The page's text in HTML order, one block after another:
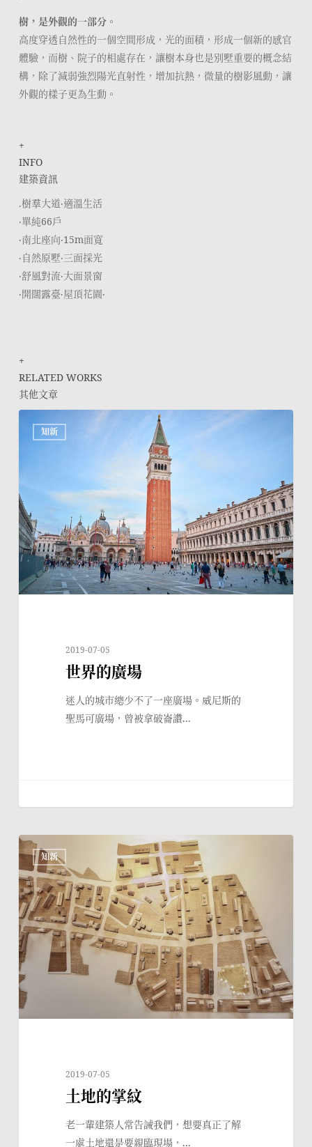
樹，是外觀的一部分。
高度穿透自然性的一個空間形成，光的面積，形成一個新的感官
體驗，而樹、院子的相處存在，讓樹本身也是別墅重要的概念結
構，除了減弱強烈陽光直射性，增加抗熱，微量的樹影風動，讓
外觀的樣子更為生動。
+
INFO
建築資訊
.樹羣大道‧適溫生活
‧單純66戶
‧南北座向‧15m面寬
‧自然原墅‧三面採光
‧舒風對流‧大面景窗
‧開闊露臺‧屋頂花園‧
+
RELATED WORKS
其他文章
知新
廣
場
2019-07-05
世界的廣場
迷人的城市總少不了一座廣場。威尼斯的
聖馬可廣場，曾被拿破崙讚...
知新
土
的
掌
紋
2019-07-05
土地的掌紋
老一輩建築人常告誡我們，想要真正了解
一處土地還是要親臨現場，...